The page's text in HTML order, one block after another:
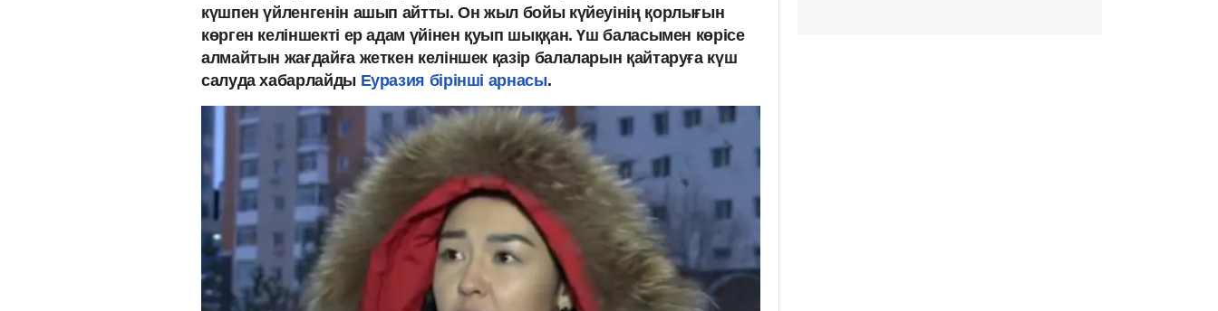
күшпен үйленгенін ашып айтты. Он жыл бойы күйеуінің қорлығын
көрген келіншекті ер адам үйінен қуып шыққан. Үш баласымен көрісе
алмайтын жағдайға жеткен келіншек қазір балаларын қайтаруға күш
салуда хабарлайды Еуразия бірінші арнасы.